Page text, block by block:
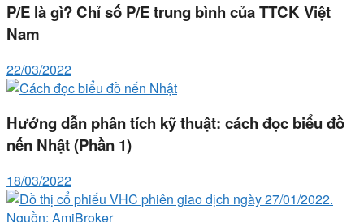
P/E là gì? Chỉ số P/E trung bình của TTCK Việt
Nam
22/03/2022
Hướng dẫn phân tích kỹ thuật: cách đọc biểu đồ
nến Nhật (Phần 1)
18/03/2022